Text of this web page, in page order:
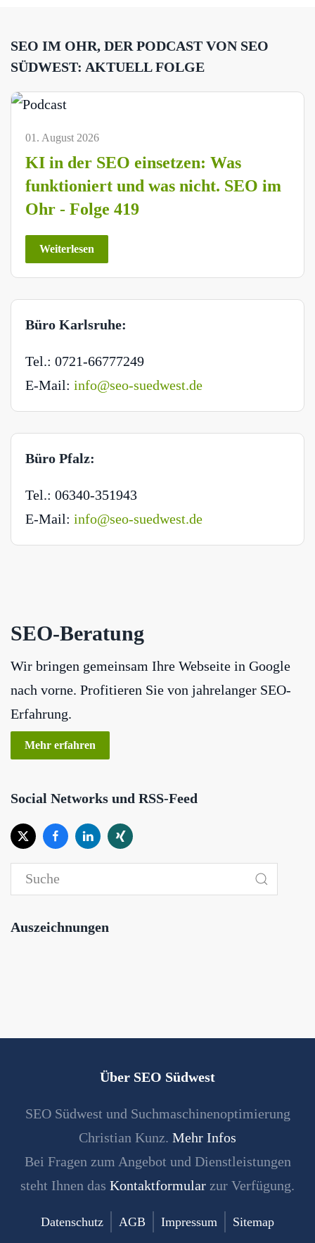
SEO IM OHR, DER PODCAST VON SEO
SÜDWEST: AKTUELL FOLGE
01. August 2026
KI in der SEO einsetzen: Was
funktioniert und was nicht. SEO im
Ohr - Folge 419
Weiterlesen
Büro Karlsruhe:
Tel.: 0721-66777249
E-Mail: info@seo-suedwest.de
Büro Pfalz:
Tel.: 06340-351943
E-Mail: info@seo-suedwest.de
SEO-Beratung
Wir bringen gemeinsam Ihre Webseite in Google
nach vorne. Profitieren Sie von jahrelanger SEO-
Erfahrung.
Mehr erfahren
Social Networks und RSS-Feed
Auszeichnungen
Über SEO Südwest
SEO Südwest und Suchmaschinenoptimierung
Christian Kunz. Mehr Infos
Bei Fragen zum Angebot und Dienstleistungen
steht Ihnen das Kontaktformular zur Verfügung.
Datenschutz AGB Impressum
Sitemap